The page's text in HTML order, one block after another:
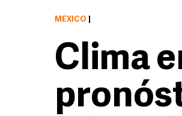
MÉXICO
Clima